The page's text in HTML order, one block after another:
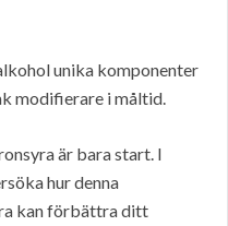
unika komponenter
modifierare i måltid.
är bara start. I
hur denna
kan förbättra ditt